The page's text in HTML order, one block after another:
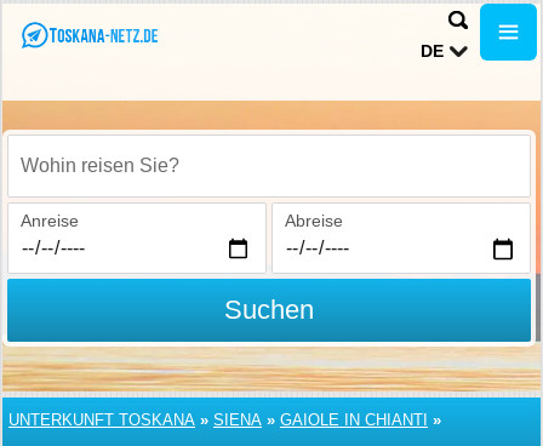
DE
Wohin reisen Sie?
Anreise Abreise
Suchen
UNTERKUNFT TOSKANA » SIENA » GAIOLE IN CHIANTI »